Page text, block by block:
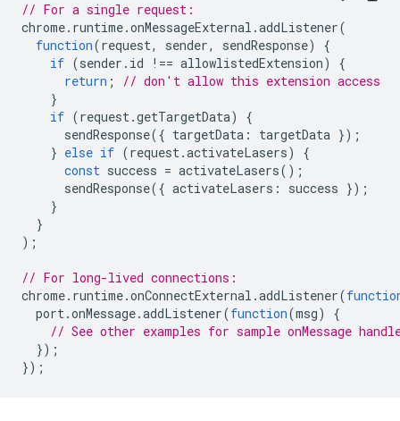
// For a single request:
chrome. runtime.onMessageExternal .addListener(
function(request, sender, sendResponse)
{
if (sender . id !== allowlistedExtension)
{
return ;
// don't allow this extension access
}
if (request.getTargetData)
{
sendResponse({ targetData : targetData });
} else if (request.activateLasers)
{
const success = activateLasers();
sendResponse({ activateLasers : success });
}
}
);
// For long-lived connections:
chrome. runtime.onConnectExternal .addListener(
port.onMessage.addListener(function(msg)
{
// See other examples for sample onMessage
});
});